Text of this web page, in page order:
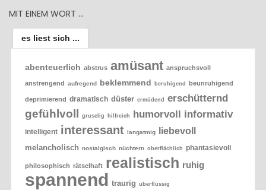
MIT EINEM WORT …
es liest sich ...
abenteuerlich abstrus amüsant anspruchsvoll
anstrengend aufregend beklemmend beruhigend beunruhigend
deprimierend dramatisch düster ermüdend erschütternd
gefühlvoll gruselig hilfreich humorvoll informativ
intelligent interessant langatmig liebevoll
melancholisch nostalgisch nüchtern oberflächlich phantasievoll
philosophisch rätselhaft realistisch ruhig
spannend traurig überflüssig